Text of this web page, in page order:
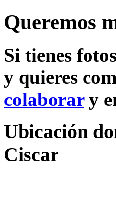
Queremos
Si tienes
y quieres
colaborary
Ubicación
Ciscar